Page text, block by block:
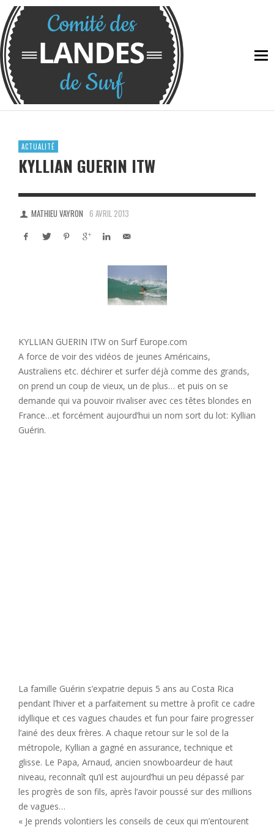
ACTUALITÉ
KYLLIAN GUERIN ITW
MATHIEU VAYRON 6 AVRIL 2013
KYLLIAN GUERIN ITW on Surf Europe.com
A force de voir des vidéos de jeunes Américains,
Australiens etc. déchirer et surfer déjà comme des grands,
on prend un coup de vieux, un de plus… et puis on se
demande qui va pouvoir rivaliser avec ces têtes blondes en
France…et forcément aujourd’hui un nom sort du lot: Kyllian
Guérin.
La famille Guérin s’expatrie depuis 5 ans au Costa Rica
pendant l’hiver et a parfaitement su mettre à profit ce cadre
idyllique et ces vagues chaudes et fun pour faire progresser
l’ainé des deux frères. A chaque retour sur le sol de la
métropole, Kyllian a gagné en assurance, technique et
glisse. Le Papa, Arnaud, ancien snowboardeur de haut
niveau, reconnaît qu’il est aujourd’hui un peu dépassé par
les progrès de son fils, après l’avoir poussé sur des millions
de vagues…
« Je prends volontiers les conseils de ceux qui m’entourent